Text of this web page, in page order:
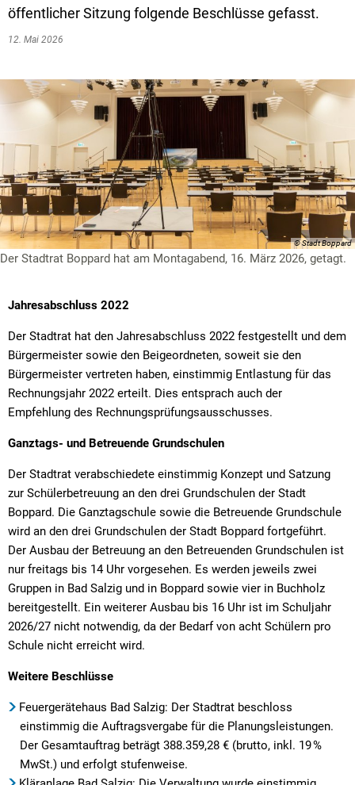
Textrecherche
Livestream Sitzungen auf Youtube
Bauleitplanung
Baugrundstücke
Wiederkehrende Straßenausbaubeiträge
Gewerbe-Anmeldung/Ummeldung/
Gewerberegisterauskunft
Grundsteuerreform
Haushaltsplan
Satzungen und Richtlinien
Vereine und
Bücher-Shop
Anlegezeiten
öffentlicher Sitzung folgende Beschlüsse gefasst.
12. Mai 2026
© Stadt Boppard
Der Stadtrat Boppard hat am Montagabend, 16. März 2026, getagt.
Jahresabschluss 2022
Der Stadtrat hat den Jahresabschluss 2022 festgestellt und dem
Bürgermeister sowie den Beigeordneten, soweit sie den
Bürgermeister vertreten haben, einstimmig Entlastung für das
Rechnungsjahr 2022 erteilt. Dies entsprach auch der
Empfehlung des Rechnungsprüfungsausschusses.
Ganztags- und Betreuende Grundschulen
Der Stadtrat verabschiedete einstimmig Konzept und Satzung
zur Schülerbetreuung an den drei Grundschulen der Stadt
Boppard. Die Ganztagschule sowie die Betreuende Grundschule
wird an den drei Grundschulen der Stadt Boppard fortgeführt.
Der Ausbau der Betreuung an den Betreuenden Grundschulen ist
nur freitags bis 14 Uhr vorgesehen. Es werden jeweils zwei
Gruppen in Bad Salzig und in Boppard sowie vier in Buchholz
bereitgestellt. Ein weiterer Ausbau bis 16 Uhr ist im Schuljahr
2026/27 nicht notwendig, da der Bedarf von acht Schülern pro
Schule nicht erreicht wird.
Weitere Beschlüsse
Feuergerätehaus Bad Salzig: Der Stadtrat beschloss
einstimmig die Auftragsvergabe für die Planungsleistungen.
Der Gesamtauftrag beträgt 388.359,28 € (brutto, inkl. 19 %
MwSt.) und erfolgt stufenweise.